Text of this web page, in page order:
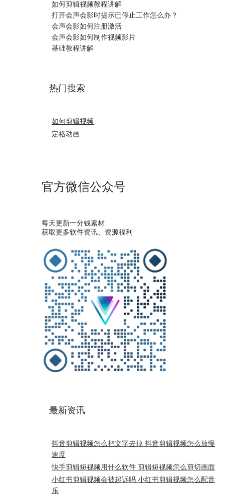
如何剪辑视频教程讲解
打开会声会影时提示已停止工作怎么办？
会声会影如何注册激活
会声会影如何制作视频影片
基础教程讲解
热门搜索
如何剪辑视频
定格动画
官方微信公众号
每天更新一分钱素材
获取更多软件资讯、资源福利
最新资讯
抖音剪辑视频怎么把文字去掉 抖音剪辑视频怎么放慢
速度
快手剪辑短视频用什么软件 剪辑短视频怎么剪切画面
小红书剪辑视频会被起诉吗 小红书剪辑视频怎么配音
乐